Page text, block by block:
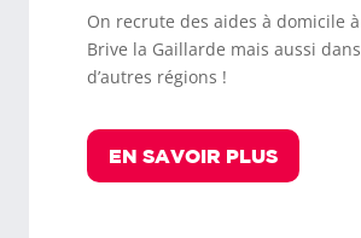
On recrute des aides à domicile à
Brive la Gaillarde mais aussi dans
d’autres régions !
EN SAVOIR PLUS